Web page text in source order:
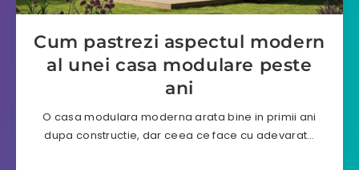
Cum pastrezi aspectul modern
al unei casa modulare peste
ani
O casa modulara moderna arata bine in primii ani
dupa constructie, dar ceea ce face cu adevarat…